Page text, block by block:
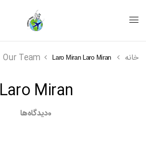
خانه Our Team Laro Miran Laro Miran
Laro Miran
0دیدگاه‌ها